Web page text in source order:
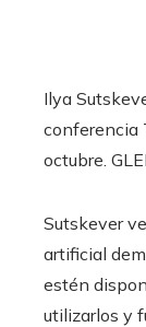
Ilya
conferencia
octubre.
Sutskever
artificial
estén
utilizarlos y